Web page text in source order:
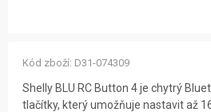
Shelly BLU RC Button 4 je chytrý
tlačítky, který umožňuje nastavit až
Kód zboží: D31-074309